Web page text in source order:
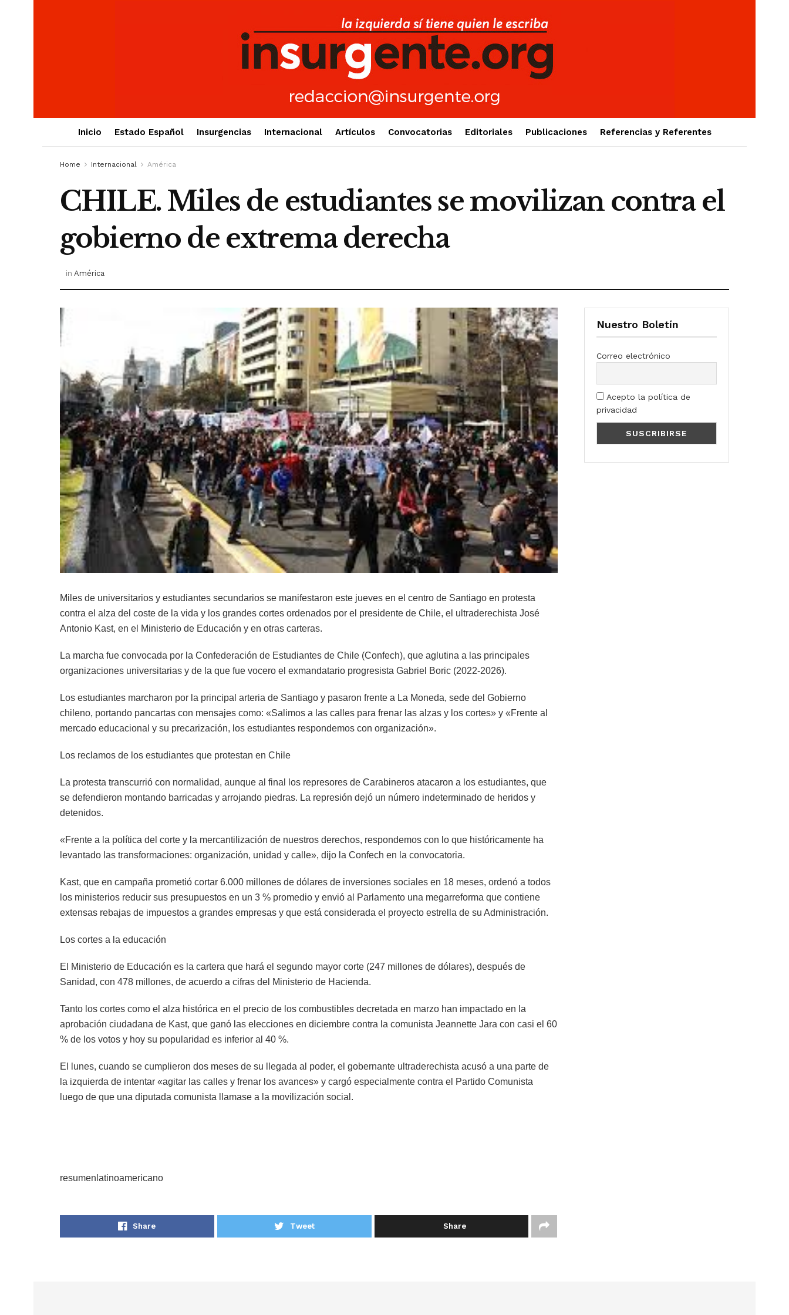
Inicio Estado Español Insurgencias Internacional Artículos Convocatorias Editoriales Publicaciones Referencias y Referentes
Home Internacional América
CHILE. Miles de estudiantes se movilizan contra el
gobierno de extrema derecha
in América
Miles de universitarios y estudiantes secundarios se manifestaron este jueves en el centro de Santiago en protesta
contra el alza del coste de la vida y los grandes cortes ordenados por el presidente de Chile, el ultraderechista José
Antonio Kast, en el Ministerio de Educación y en otras carteras.
La marcha fue convocada por la Confederación de Estudiantes de Chile (Confech), que aglutina a las principales
organizaciones universitarias y de la que fue vocero el exmandatario progresista Gabriel Boric (2022-2026).
Los estudiantes marcharon por la principal arteria de Santiago y pasaron frente a La Moneda, sede del Gobierno
chileno, portando pancartas con mensajes como: «Salimos a las calles para frenar las alzas y los cortes» y «Frente al
mercado educacional y su precarización, los estudiantes respondemos con organización».
Los reclamos de los estudiantes que protestan en Chile
La protesta transcurrió con normalidad, aunque al final los represores de Carabineros atacaron a los estudiantes, que
se defendieron montando barricadas y arrojando piedras. La represión dejó un número indeterminado de heridos y
detenidos.
«Frente a la política del corte y la mercantilización de nuestros derechos, respondemos con lo que históricamente ha
levantado las transformaciones: organización, unidad y calle», dijo la Confech en la convocatoria.
Kast, que en campaña prometió cortar 6.000 millones de dólares de inversiones sociales en 18 meses, ordenó a todos
los ministerios reducir sus presupuestos en un 3 % promedio y envió al Parlamento una megarreforma que contiene
extensas rebajas de impuestos a grandes empresas y que está considerada el proyecto estrella de su Administración.
Los cortes a la educación
El Ministerio de Educación es la cartera que hará el segundo mayor corte (247 millones de dólares), después de
Sanidad, con 478 millones, de acuerdo a cifras del Ministerio de Hacienda.
Tanto los cortes como el alza histórica en el precio de los combustibles decretada en marzo han impactado en la
aprobación ciudadana de Kast, que ganó las elecciones en diciembre contra la comunista Jeannette Jara con casi el 60
% de los votos y hoy su popularidad es inferior al 40 %.
El lunes, cuando se cumplieron dos meses de su llegada al poder, el gobernante ultraderechista acusó a una parte de
la izquierda de intentar «agitar las calles y frenar los avances» y cargó especialmente contra el Partido Comunista
luego de que una diputada comunista llamase a la movilización social.
resumenlatinoamericano
Share Tweet Share
Nuestro Boletín
Correo electrónico
Acepto la política de
privacidad